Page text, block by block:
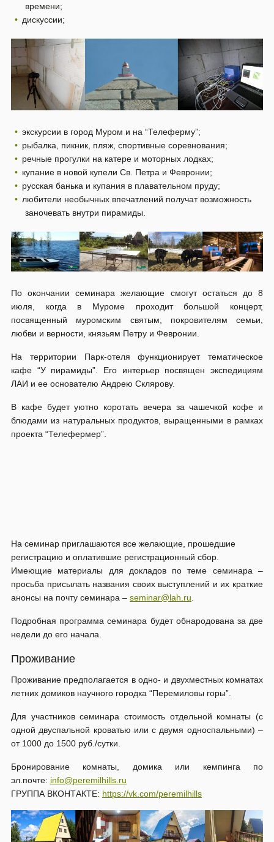
времени;
дискуссии;
экскурсии в город Муром и на “Телеферму”;
рыбалка, пикник, пляж, спортивные соревнования;
речные прогулки на катере и моторных лодках;
купание в новой купели Св. Петра и Февронии;
русская банька и купания в плавательном пруду;
любители необычных впечатлений получат возможность
заночевать внутри пирамиды.
По окончании семинара желающие смогут остаться до 8
июля, когда в Муроме проходит большой концерт,
посвященный муромским святым, покровителям семьи,
любви и верности, князьям Петру и Февронии.
На территории Парк-отеля функционирует тематическое
кафе “У пирамиды”. Его интерьер посвящен экспедициям
ЛАИ и ее основателю Андрею Склярову.
В кафе будет уютно коротать вечера за чашечкой кофе и
блюдами из натуральных продуктов, выращенными в рамках
проекта “Телефермер”.
На семинар приглашаются все желающие, прошедшие
регистрацию и оплатившие регистрационный сбор.
Имеющие материалы для докладов по теме семинара –
просьба присылать названия своих выступлений и их краткие
анонсы на почту семинара – seminar@lah.ru.
Подробная программа семинара будет обнародована за две
недели до его начала.
Проживание
Проживание предполагается в одно- и двухместных комнатах
летних домиков научного городка “Перемиловы горы”.
Для участников семинара стоимость отдельной комнаты (с
одной двуспальной кроватью или с двумя односпальными) –
от 1000 до 1500 руб./сутки.
Бронирование комнаты, домика или кемпинга по
эл.почте: info@peremilhills.ru
ГРУППА ВКОНТАКТЕ: https://vk.com/peremilhills